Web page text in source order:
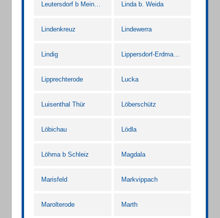
Leutersdorf b Meiningen Linda b. Weida
Lindenkreuz Lindewerra
Lindig Lippersdorf-Erdmannsdorf
Lipprechterode Lucka
Luisenthal Thür Löberschütz
Löbichau Lödla
Löhma b Schleiz Magdala
Marisfeld Markvippach
Marolterode Marth